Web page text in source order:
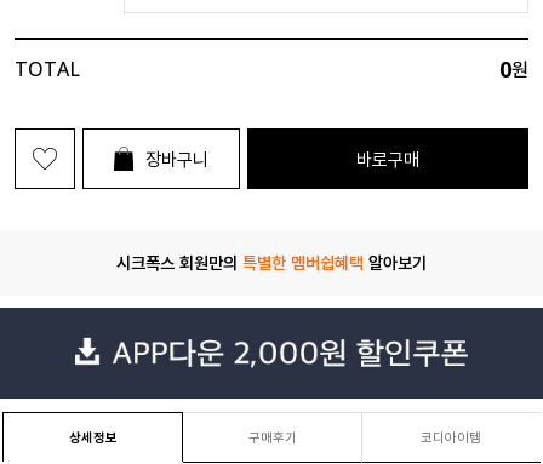
TOTAL 0원
장바구니 바로구매
시크폭스 회원만의 특별한 멤버쉽혜택 알아보기
상세정보 구매후기 코디아이템